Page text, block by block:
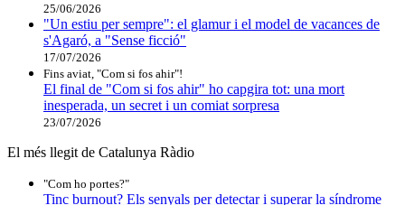
25/06/2026
"Un estiu per sempre": el glamur i el model de vacances de
s'Agaró, a "Sense ficció"
17/07/2026
Fins aviat, "Com si fos ahir"!
El final de "Com si fos ahir" ho capgira tot: una mort
inesperada, un secret i un comiat sorpresa
23/07/2026
El més llegit de Catalunya Ràdio
"Com ho portes?"
Tinc burnout? Els senyals per detectar i superar la síndrome